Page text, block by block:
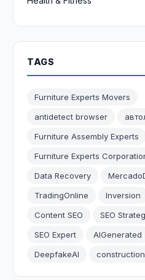
TAGS
Furniture Experts Movers
antidetect browser
Furniture Assembly Experts
Furniture Experts
Data Recovery
TradingOnline
Inversion
Content SEO
SEO
SEO Expert
AIGenerated
DeepfakeAI